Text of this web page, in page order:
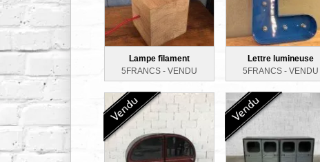
Lampe filament
5FRANCS -VENDU
Lettre lumineuse
5FRANCS -VENDU